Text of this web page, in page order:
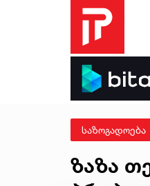
საზოგადოება
ზაზა